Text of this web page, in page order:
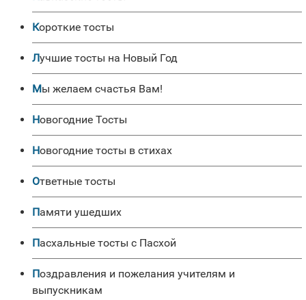
Короткие тосты
Лучшие тосты на Новый Год
Мы желаем счастья Вам!
Новогодние Тосты
Новогодние тосты в стихах
Ответные тосты
Памяти ушедших
Пасхальные тосты с Пасхой
Поздравления и пожелания учителям и
выпускникам